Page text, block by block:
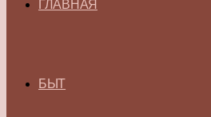
ГЛАВНАЯ
БЫТ